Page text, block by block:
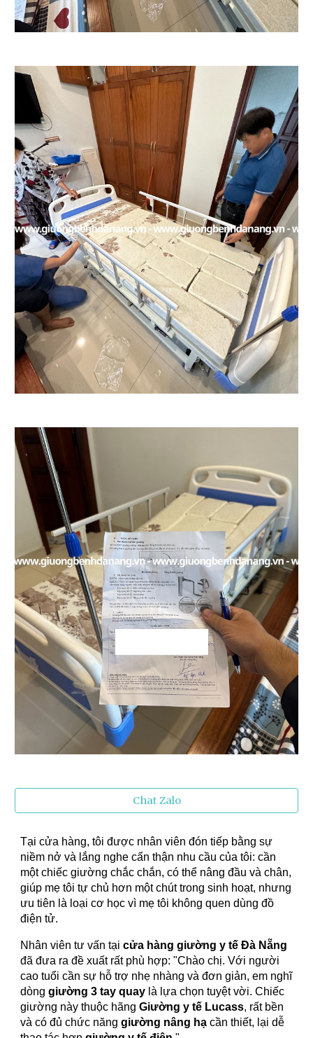
Chat Zalo
Tại cửa hàng, tôi được nhân viên đón tiếp bằng sự
niềm nở và lắng nghe cẩn thận nhu cầu của tôi: cần
một chiếc giường chắc chắn, có thể nâng đầu và chân,
giúp mẹ tôi tự chủ hơn một chút trong sinh hoạt, nhưng
ưu tiên là loại cơ học vì mẹ tôi không quen dùng đồ
điện tử.
Nhân viên tư vấn tạicửa hàng giường y tế Đà Nẵng
đã đưa ra đề xuất rất phù hợp: "Chào chị. Với người
cao tuổi cần sự hỗ trợ nhẹ nhàng và đơn giản, em nghĩ
dònggiường 3 tay quay là lựa chọn tuyệt vời. Chiếc
giường này thuộc hãngGiường y tế Lucass, rất bền
và có đủ chức nănggiường nâng hạ cần thiết, lại dễ